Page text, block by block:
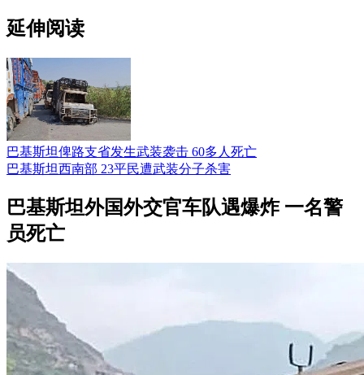
延伸阅读
巴基斯坦俾路支省发生武装袭击 60多人死亡
巴基斯坦西南部 23平民遭武装分子杀害
巴基斯坦外国外交官车队遇爆炸 一名警
员死亡